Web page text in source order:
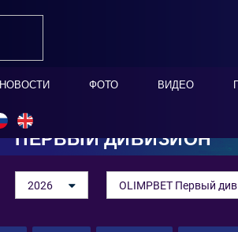
НОВОСТИ ФОТО ВИДЕО
ПЕРВЫЙ ДИВИЗИОН
2026 OLIMPBET Первый